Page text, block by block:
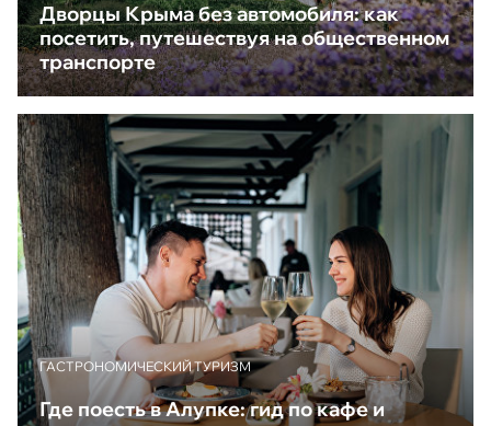
Дворцы Крыма без автомобиля: как
посетить, путешествуя на общественном
транспорте
ГАСТРОНОМИЧЕСКИЙ ТУРИЗМ
Где поесть в Алупке: гид по кафе и